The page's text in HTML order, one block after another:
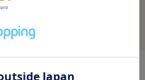
レゼントをもらおう！
品の全てのレビューを見る＞